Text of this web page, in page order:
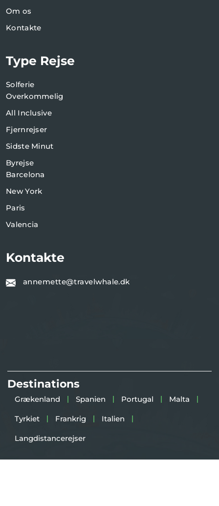
Om os
Kontakte
Type Rejse
Solferie
Overkommelig
All Inclusive
Fjernrejser
Sidste Minut
Byrejse
Barcelona
New York
Paris
Valencia
Kontakte
annemette@travelwhale.dk
Destinations
Grækenland Spanien Portugal Malta
Tyrkiet Frankrig Italien
Langdistancerejser